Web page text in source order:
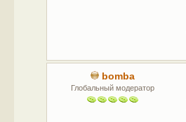
bomba
Глобальный модератор